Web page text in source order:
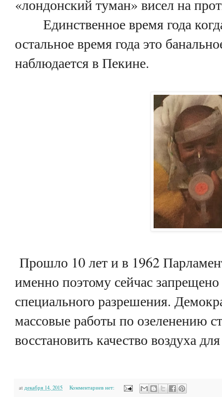
«лондонский туман» висел на
Единственное время года
остальное время года это
наблюдается в Пекине.
Прошло 10 лет и в 1962
именно поэтому сейчас запрещено
специального разрешения.
массовые работы по озеленению
восстановить качество воздуха
at декабря 14, 2015 Комментариев нет: